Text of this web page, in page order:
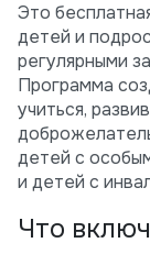
Это
детей и
регулярными
Программа
учиться,
детей с
и детей с
Что